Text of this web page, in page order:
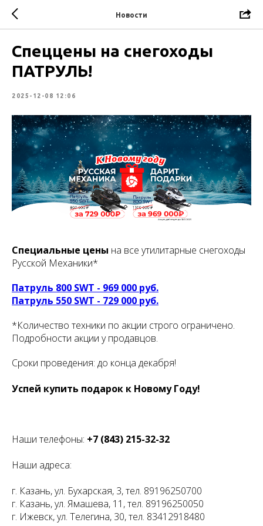
Новости
Спеццены на снегоходы
ПАТРУЛЬ!
2025-12-08 12:06
Специальные цены на все утилитарные снегоходы
Русской Механики*
Патруль 800 SWT - 969 000 руб.
Патруль 550 SWT - 729 000 руб.
*Количество техники по акции строго ограничено.
Подробности акции у продавцов.
Сроки проведения: до конца декабря!
Успей купить подарок к Новому Году!
Наши телефоны: +7 (843) 215-32-32
Наши адреса:
г. Казань, ул. Бухарская, 3, тел. 89196250700
г. Казань, ул. Ямашева, 11, тел. 89196250050
г. Ижевск, ул. Телегина, 30, тел. 83412918480